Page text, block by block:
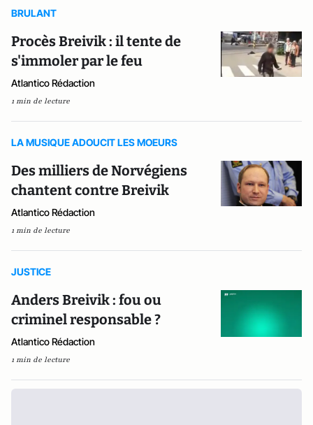
BRULANT
Procès Breivik : il tente de
s'immoler par le feu
Atlantico Rédaction
1 min de lecture
LA MUSIQUE ADOUCIT LES MOEURS
Des milliers de Norvégiens
chantent contre Breivik
Atlantico Rédaction
1 min de lecture
JUSTICE
Anders Breivik : fou ou
criminel responsable ?
Atlantico Rédaction
1 min de lecture